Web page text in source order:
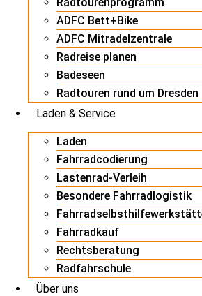
ADFC Bett+Bike
ADFC Mitradelzentrale
Radreise planen
Badeseen
Radtouren rund um Dresden
Laden & Service
Laden
Fahrradcodierung
Lastenrad-Verleih
Besondere Fahrradlogistik
Fahrradkauf
Rechtsberatung
Radfahrschule
Über uns